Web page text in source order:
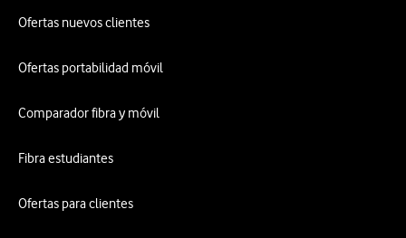
Ofertas nuevos clientes
Ofertas portabilidad móvil
Comparador fibra y móvil
Fibra estudiantes
Ofertas para clientes